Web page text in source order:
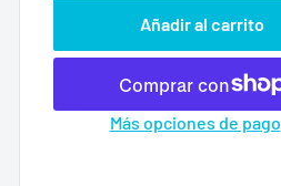
Añadir al carrito
Más opciones de pago